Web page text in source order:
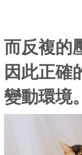
而反複的
因此正確
變動環境。